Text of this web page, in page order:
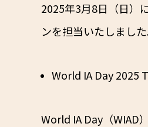
2025年3月8日（日）
ンを担当いたしました
World IA Day 2025
World IA Day（WIAD